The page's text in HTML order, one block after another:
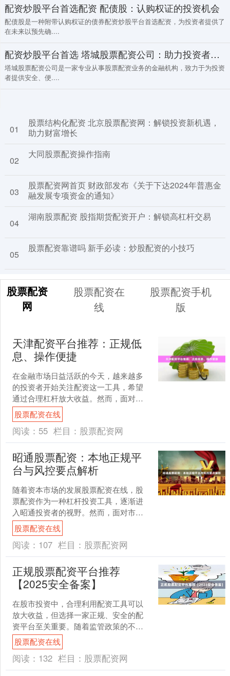
配资炒股平台首选配资 配债股：认购权证的投资机会
配债股是一种附带认购权证的债券配资炒股平台首选配资，为投资者提供了
在未来以预先确....
配资炒股平台首选 塔城股票配资公司：助力投资者掘金资本市场
塔城股票配资公司是一家专业从事股票配资业务的金融机构，致力于为投资
者提供安全、便....
01
股票结构化配资 北京股票配资网：解锁投资新机遇，
助力财富增长
02
大同股票配资操作指南
03
股票配资网首页 财政部发布《关于下达2024年普惠金
融发展专项资金的通知》
04
湖南股票配资 股指期货配资开户：解锁高杠杆交易
05
股票配资靠谱吗 新手必读：炒股配资的小技巧
股票配资
网
股票配资在
线
股票配资手机
版
天津配资平台推荐：正规低
息、操作便捷
在金融市场日益活跃的今天，越来越多
的投资者开始关注配资这一工具，希望
通过合理杠杆放大收益。然而，面对市
场上众多的配资平台，如何选择一家正
规、低息且操作便捷的平台....
股票配资在线
阅读： 55 栏目： 股票配资网
昭通股票配资：本地正规平
台与风控要点解析
随着资本市场的发展股票配资在线，股
票配资作为一种杠杆投资工具，逐渐进
入昭通投资者的视野。然而，面对市场
上良莠不齐的配资平台，如何选择本地
正规平台、把握风控要点，....
股票配资在线
阅读： 107 栏目： 股票配资网
正规股票配资平台推荐
【2025安全备案】
在股市投资中，合理利用配资工具可以
放大收益，但选择一家正规、安全的配
资平台至关重要。随着监管政策的不断
完善，2025年已有多家平台完成安全备
案股票配资在线，成为....
股票配资在线
阅读： 132 栏目： 股票配资网